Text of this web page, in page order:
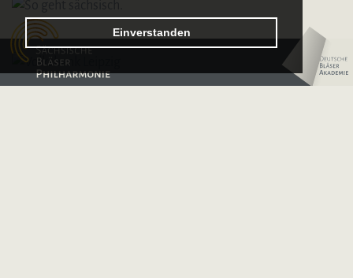
Einverstanden
Logo – Sächsische Bläserphilharmonie
Logo – Deutsche